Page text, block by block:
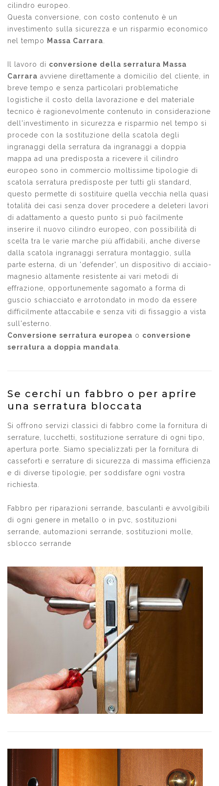
cilindro europeo.
Questa conversione, con costo contenuto è un
investimento sulla sicurezza e un risparmio economico
nel tempo
Massa Carrara
Il lavoro di conversione della serratura Massa
Carrara avviene direttamente a domicilio del cliente, in
breve tempo e senza particolari problematiche
logistiche il costo della lavorazione e del materiale
tecnico è ragionevolmente contenuto in considerazione
dell'investimento in sicurezza e risparmio nel tempo si
procede con la sostituzione della scatola degli
ingranaggi della serratura da ingranaggi a doppia
mappa ad una predisposta a ricevere il cilindro
europeo sono in commercio moltissime tipologie di
scatola serratura predisposte per tutti gli standard,
questo permette di sostituire quella vecchia nella quasi
totalità dei casi senza dover procedere a deleteri lavori
di adattamento a questo punto si può facilmente
inserire il nuovo cilindro europeo, con possibilità di
scelta tra le varie marche più affidabili, anche diverse
dalla scatola ingranaggi serratura montaggio, sulla
parte esterna, di un 'defender', un dispositivo di acciaio-
magnesio altamente resistente ai vari metodi di
effrazione, opportunemente sagomato a forma di
guscio schiacciato e arrotondato in modo da essere
difficilmente attaccabile e senza viti di fissaggio a vista
sull'esterno.
Conversione serratura europea o conversione
serratura a doppia mandata
Se cerchi un fabbro o per aprire
una serratura bloccata
Si offrono servizi classici di fabbro come la fornitura di
serrature, lucchetti, sostituzione serrature di ogni tipo,
apertura porte. Siamo specializzati per la fornitura di
casseforti e serrature di sicurezza di massima efficienza
e di diverse tipologie, per soddisfare ogni vostra
richiesta.
Fabbro per riparazioni serrande, basculanti e avvolgibili
di ogni genere in metallo o in pvc, sostituzioni
serrande, automazioni serrande, sostituzioni molle,
sblocco serrande